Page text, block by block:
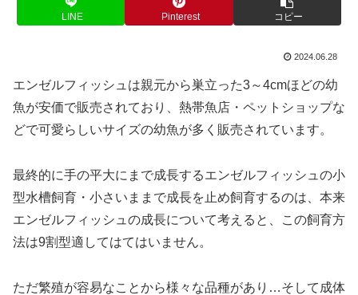
LINE Pinterest コピー
2024.06.28
エンゼルフィッシュは親元から巣立った3～4cmほどの幼
魚が安価で販売されており、熱帯魚店・ペットショップな
どで可愛らしいサイズの幼魚が多く販売されています。
最終的に手の平大にまで成長するエンゼルフィッシュの小
型水槽飼育・小さいままで成長を止め飼育するのは、本来
エンゼルフィッシュの成長について考えると、この飼育方
法は9割型適してはてはいません。
ただ繁殖が容易なことから様々な品種があり…そして成体